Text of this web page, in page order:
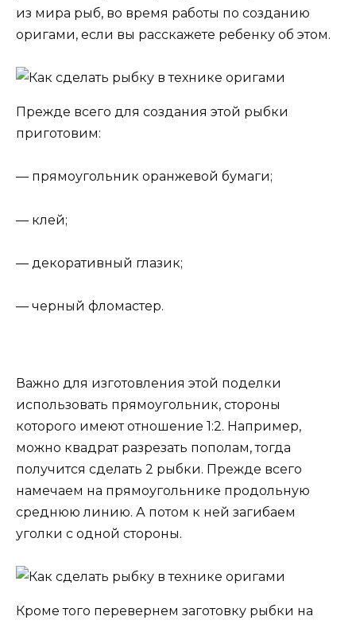
из мира рыб, во время работы по созданию
оригами, если вы расскажете ребенку об этом.
Прежде всего для создания этой рыбки
приготовим:
— прямоугольник оранжевой бумаги;
— клей;
— декоративный глазик;
— черный фломастер.
Важно для изготовления этой поделки
использовать прямоугольник, стороны
которого имеют отношение 1:2. Например,
можно квадрат разрезать пополам, тогда
получится сделать 2 рыбки. Прежде всего
намечаем на прямоугольнике продольную
среднюю линию. А потом к ней загибаем
уголки с одной стороны.
Кроме того перевернем заготовку рыбки на